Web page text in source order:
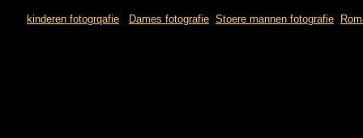
kinderen fotogrqafie Dames fotografie Stoere mannen fotografie